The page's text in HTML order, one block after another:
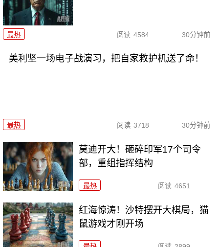
最热 阅读 4584 30分钟前
美利坚一场电子战演习，把自家救护机送了命！
最热 阅读 3718 30分钟前
莫迪开大！砸碎印军17个司令
部，重组指挥结构
最热 阅读 4651
红海惊涛！沙特摆开大棋局，猫
鼠游戏才刚开场